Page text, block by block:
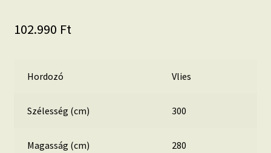
102.990 Ft
Hordozó Vlies
Szélesség (cm) 300
Magasság (cm) 280